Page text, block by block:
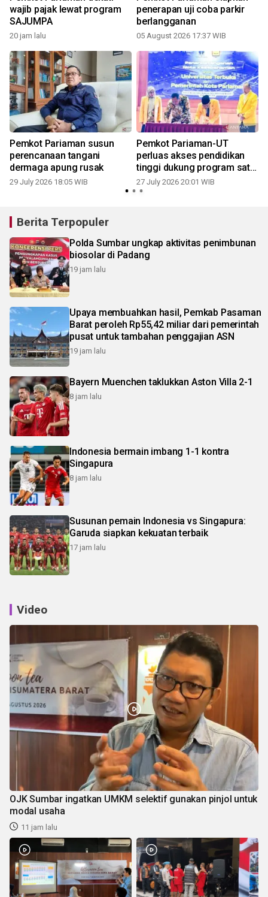
wajib pajak lewat program
SAJUMPA
20 jam lalu
penerapan uji coba parkir
berlangganan
05 August 2026 17:37 WIB
Pemkot Pariaman susun
perencanaan tangani
dermaga apung rusak
29 July 2026 18:05 WIB
Pemkot Pariaman-UT
perluas akses pendidikan
tinggi dukung program satu
keluarga satu sarjana
27 July 2026 20:01 WIB
Berita Terpopuler
Polda Sumbar ungkap aktivitas penimbunan
biosolar di Padang
19 jam lalu
Upaya membuahkan hasil, Pemkab Pasaman
Barat peroleh Rp55,42 miliar dari pemerintah
pusat untuk tambahan penggajian ASN
19 jam lalu
Bayern Muenchen taklukkan Aston Villa 2-1
8 jam lalu
Indonesia bermain imbang 1-1 kontra
Singapura
8 jam lalu
Susunan pemain Indonesia vs Singapura:
Garuda siapkan kekuatan terbaik
17 jam lalu
Video
OJK Sumbar ingatkan UMKM selektif gunakan pinjol untuk
modal usaha
11 jam lalu